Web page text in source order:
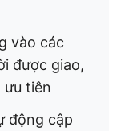
vào các
được giao,
ưu tiên
động cập